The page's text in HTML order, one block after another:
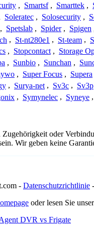
, Smartsf , Smarttek ,
Soleratec , Solosecurity ,
, Spetslab , Spider , Spigen
, St-nt280e1 , St-team ,
, Stopcontact , Storage
, Sunbio , Sunchan ,
, Super Focus , Supera
, Surya-net , Sv3c , Sv3p
, Symynelec , Syneye ,
oder
Wir geben keine
- Datenschutzrichtlinie -
oder lesen Sie unser
DVR vs Frigate